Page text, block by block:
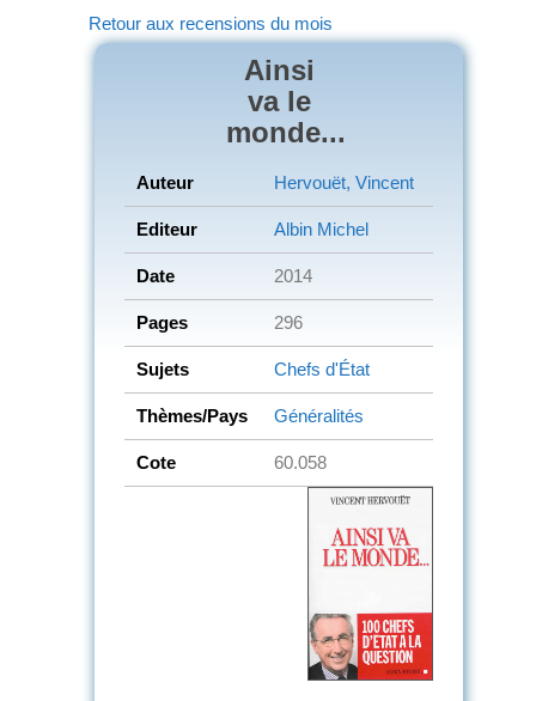
Retour aux recensions du mois
Ainsi
va le
monde...
Auteur Hervouët, Vincent
Editeur Albin Michel
Date 2014
Pages 296
Sujets Chefs d'État
Thèmes/Pays Généralités
Cote 60.058